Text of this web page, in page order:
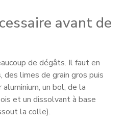
avant de
de dégâts. Il faut en
, des limes de grain gros puis
un bol, de la
et un dissolvant à base
la colle).